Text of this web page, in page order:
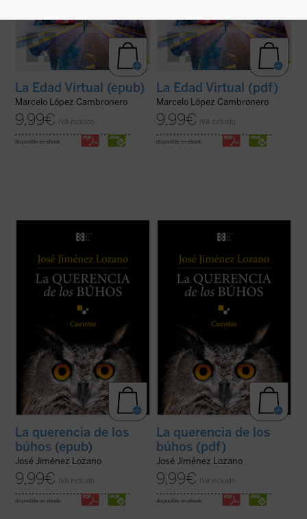
La Edad Virtual (epub)
Marcelo López Cambronero
9,99€ IVA incluido
disponible en ebook:
La Edad Virtual (pdf)
Marcelo López Cambronero
9,99€ IVA incluido
disponible en ebook:
todas inéditas, que nos desvelan el
vivencias son transformados en relatos
que nos sitúan ante aquellos instantes de la
vida que la hacen más verdadera. ...(ver
La querencia de los
búhos (epub)
José Jiménez Lozano
9,99€ IVA incluido
disponible en ebook:
todas inéditas, que nos desvelan el
vivencias son transformados en relatos
que nos sitúan ante aquellos instantes de la
vida que la hacen más verdadera. ...(ver
La querencia de los
búhos (pdf)
José Jiménez Lozano
9,99€ IVA incluido
disponible en ebook: